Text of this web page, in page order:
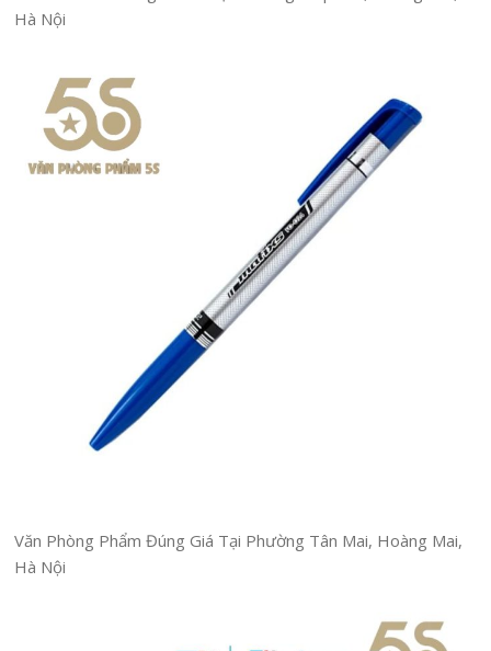
Hà Nội
Văn Phòng Phẩm Đúng Giá Tại Phường Tân Mai, Hoàng Mai,
Hà Nội